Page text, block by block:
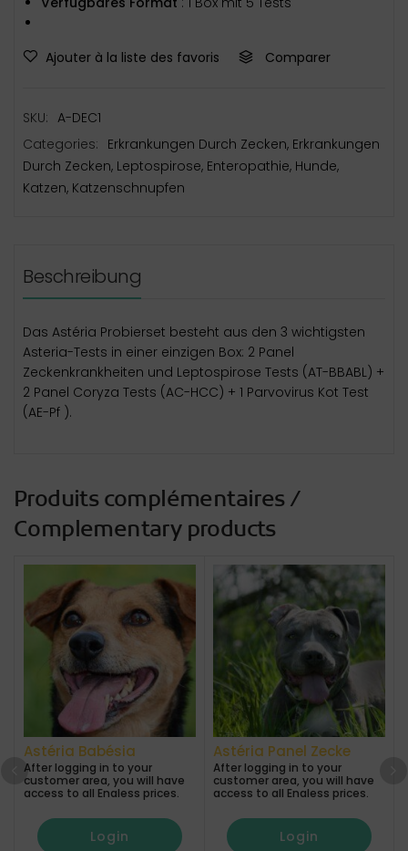
Ajouter à la liste des favoris Comparer
SKU: A-DEC1
Categories: Erkrankungen Durch Zecken, Erkrankungen
Durch Zecken, Leptospirose, Enteropathie, Hunde,
Katzen, Katzenschnupfen
Beschreibung
Das Astéria Probierset besteht aus den 3 wichtigsten
Asteria-Tests in einer einzigen Box: 2 Panel
Zeckenkrankheiten und Leptospirose Tests (AT-BBABL) +
2 Panel Coryza Tests (AC-HCC) + 1 Parvovirus Kot Test
(AE-Pf ).
Produits complémentaires /
Complementary products
Astéria Babésia
After logging in to your
customer area, you will have
access to all Enaless prices.
Login
Astéria Panel Zecke
After logging in to your
customer area, you will have
access to all Enaless prices.
Login